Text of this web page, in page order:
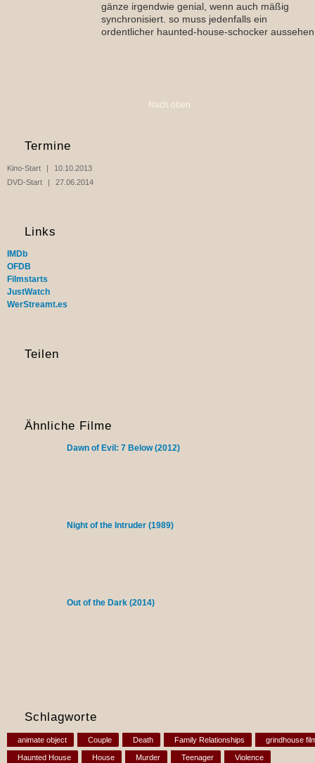
gänze irgendwie genial, wenn auch mäßig
synchronisiert. so muss jedenfalls ein
ordentlicher haunted-house-schocker
Nach oben
Termine
Kino-Start
10.10.2013
DVD-Start
27.06.2014
Links
IMDb
OFDB
Filmstarts
JustWatch
WerStreamt.es
Teilen
Ähnliche Filme
Dawn of Evil: 7 Below (2012)
Night of the Intruder (1989)
Out of the Dark (2014)
Schlagworte
animate object Couple Death Family Relationships grindhouse
Haunted House House Murder Teenager Violence